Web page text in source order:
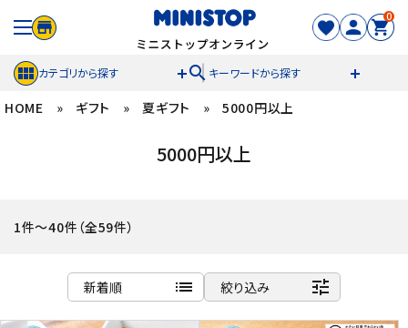
0
カテゴリから探す search キーワードから探す
ACCOUNT MENU
セール商品
カテゴリから探す
HOME » ギフト » 夏ギフト » 5000円以上
5000円以上
1件～40件（全59件）
新着順 list
商品名
絞り込み tune